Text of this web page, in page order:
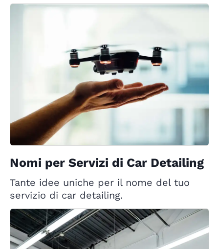
Nomi per Servizi di Car Detailing
Tante idee uniche per il nome del tuo
servizio di car detailing.